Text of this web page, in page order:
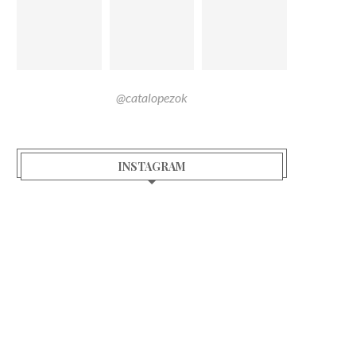
@catalopezok
INSTAGRAM